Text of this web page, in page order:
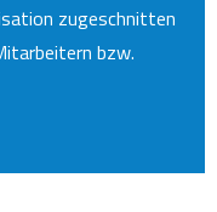
zugeschnitten
bzw.